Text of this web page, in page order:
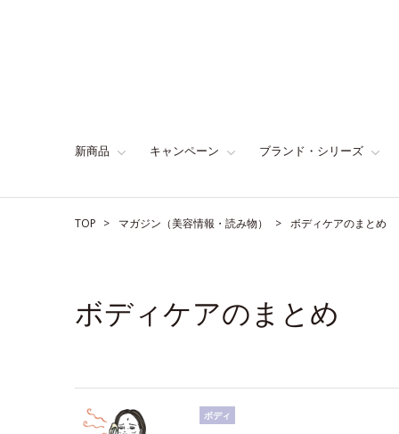
新商品 キャンペーン ブランド・シリーズ
TOP マガジン（美容情報・読み物） ボディケアのまとめ
ボディケアのまとめ
ボディ